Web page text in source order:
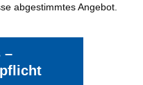
abgestimmtes Angebot.
–